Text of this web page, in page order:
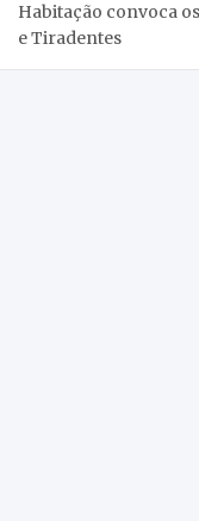
Habitação convoca
e Tiradentes